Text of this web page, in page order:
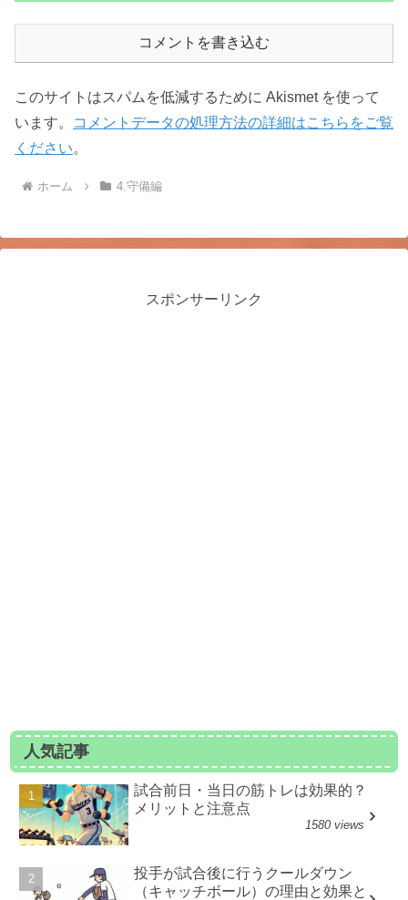
コメントを書き込む
このサイトはスパムを低減するために Akismet を使って
います。
コメントデータの処理方法の詳細はこちらをご覧
ください。
ホーム 4.守備編
スポンサーリンク
人気記事
試合前日・当日の筋トレは効果的？
メリットと注意点
1580 views
投手が試合後に行うクールダウン
（キャッチボール）の理由と効果と